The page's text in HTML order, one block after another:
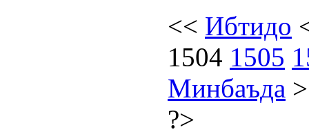
<< Ибтидо
1504 1505
Минбаъда
?>